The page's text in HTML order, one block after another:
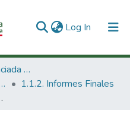
Log In (current)
1. Investigación Financiada con Recursos Públicos
investigación
1.1.2. Informes Finales
citrus nobilis y citrus limetta